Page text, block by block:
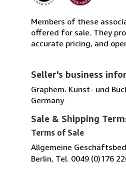
Members of these
offered for sale. They
accurate pricing, and
Seller's business
Graphem. Kunst- und
Germany
Sale & Shipping
Terms of Sale
Allgemeine
Berlin, Tel. 0049 (0)176